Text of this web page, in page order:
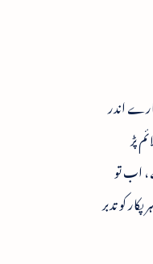
اندر
پڑ
اب تو
کو تدبر